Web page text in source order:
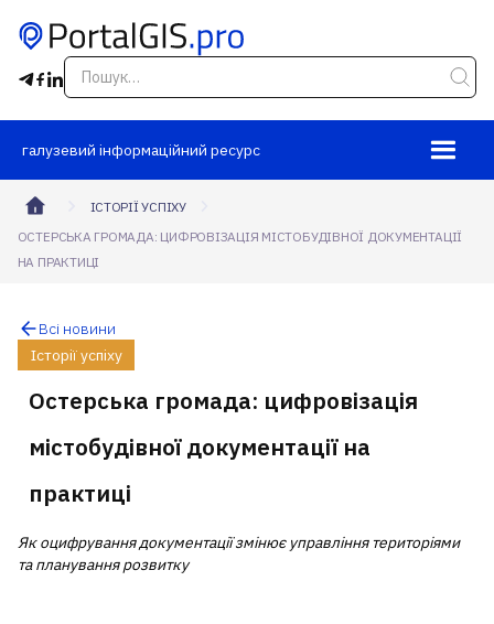
галузевий інформаційний ресурс
ІСТОРІЇ УСПІХУ
ОСТЕРСЬКА ГРОМАДА: ЦИФРОВІЗАЦІЯ МІСТОБУДІВНОЇ ДОКУМЕНТАЦІЇ
НА ПРАКТИЦІ
Всі новини
Історії успіху
Остерська громада: цифровізація
містобудівної документації на
практиці
Як оцифрування документації змінює управління територіями
та планування розвитку